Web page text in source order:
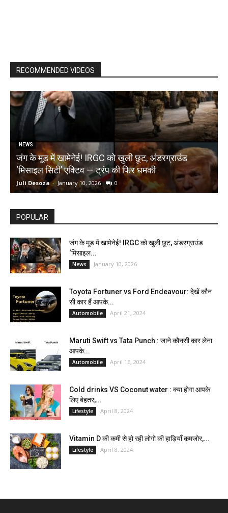
RECOMMENDED VIDEOS
NEWS
जंग के मूड में खामेनेई! IRGC को खुली छूट, अंडरग्राउंड
‘मिसाइल सिटी’ एक्टिव — ट्रंप की फिर धमकी
Juli Desoza - January 10, 2026 0
POPULAR
जंग के मूड में खामेनेई! IRGC को खुली छूट, अंडरग्राउंड
‘मिसाइल...
News January 10, 2026
Toyota Fortuner vs Ford Endeavour: देखें कौन
सी कार हैं आपके...
Automobile April 21, 2024
Maruti Swift vs Tata Punch : जाने कौनसी कार लेना
आपके...
Automobile April 16, 2024
Cold drinks VS Coconut water : क्या होगा आपके
लिए बेहतर,...
Lifestyle April 8, 2024
Vitamin D की कमी से हो रही लोगो की हाड़ियाँ कमजोर,...
Lifestyle April 8, 2024